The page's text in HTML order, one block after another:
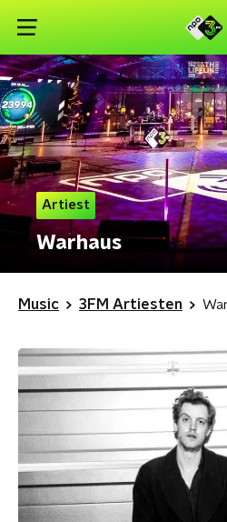
Artiest
Warhaus
Music 3FM Artiesten